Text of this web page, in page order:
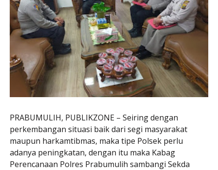
PRABUMULIH, PUBLIKZONE – Seiring dengan
perkembangan situasi baik dari segi masyarakat
maupun harkamtibmas, maka tipe Polsek perlu
adanya peningkatan, dengan itu maka Kabag
Perencanaan Polres Prabumulih sambangi Sekda